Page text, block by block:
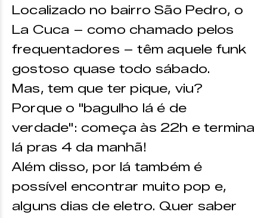
Localizado no bairro São Pedro, o
La Cuca – como chamado pelos
frequentadores – têm aquele funk
gostoso quase todo sábado.
Mas, tem que ter pique, viu?
Porque o "bagulho lá é de
verdade": começa às 22h e termina
lá pras 4 da manhã!
Além disso, por lá também é
possível encontrar muito pop e,
alguns dias de eletro. Quer saber